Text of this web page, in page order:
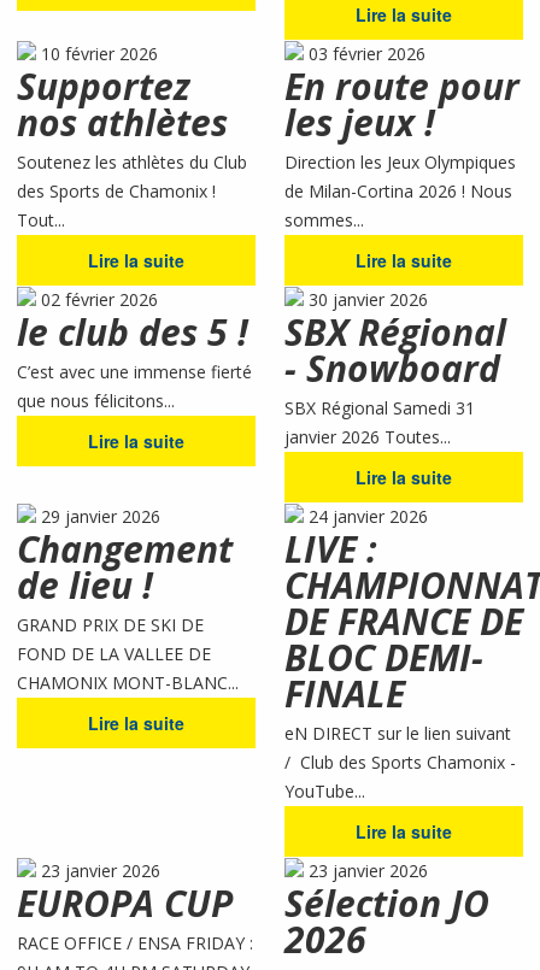
Lire la suite
10 février 2026
Supportez
nos athlètes
Soutenez les athlètes du Club
des Sports de Chamonix !
Tout...
Lire la suite
03 février 2026
En route pour
les jeux !
Direction les Jeux Olympiques
de Milan-Cortina 2026 ! Nous
sommes...
Lire la suite
02 février 2026
le club des 5 !
C’est avec une immense fierté
que nous félicitons...
Lire la suite
30 janvier 2026
SBX Régional
- Snowboard
SBX Régional Samedi 31
janvier 2026 Toutes...
Lire la suite
29 janvier 2026
Changement
de lieu !
GRAND PRIX DE SKI DE
FOND DE LA VALLEE DE
CHAMONIX MONT-BLANC...
Lire la suite
24 janvier 2026
LIVE :
DE FRANCE DE
BLOC DEMI-
FINALE
eN DIRECT sur le lien suivant
/ Club des Sports Chamonix -
YouTube...
Lire la suite
23 janvier 2026
EUROPA CUP
RACE OFFICE / ENSA FRIDAY :
23 janvier 2026
Sélection JO
2026